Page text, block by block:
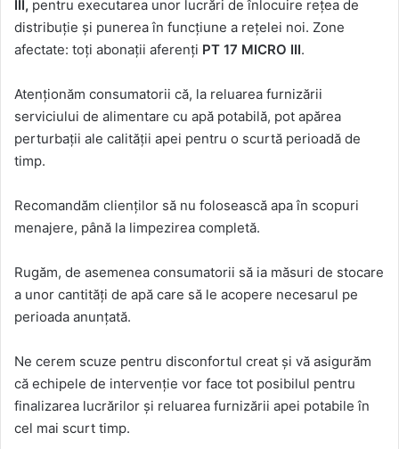
III, pentru executarea unor lucrări de înlocuire rețea de
distribuție și punerea în funcțiune a rețelei noi. Zone
afectate: toți abonații aferenți PT 17 MICRO III.
Atenționăm consumatorii că, la reluarea furnizării
serviciului de alimentare cu apă potabilă, pot apărea
perturbații ale calității apei pentru o scurtă perioadă de
timp.
Recomandăm clienților să nu folosească apa în scopuri
menajere, până la limpezirea completă.
Rugăm, de asemenea consumatorii să ia măsuri de stocare
a unor cantități de apă care să le acopere necesarul pe
perioada anunțată.
Ne cerem scuze pentru disconfortul creat și vă asigurăm
că echipele de intervenție vor face tot posibilul pentru
finalizarea lucrărilor și reluarea furnizării apei potabile în
cel mai scurt timp.